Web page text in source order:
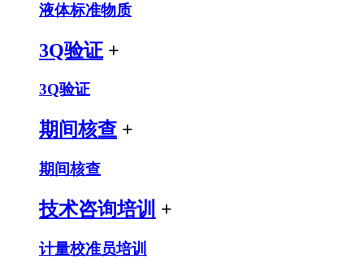
液体标准物质
3Q验证 +
3Q验证
期间核查 +
期间核查
技术咨询培训 +
计量校准员培训